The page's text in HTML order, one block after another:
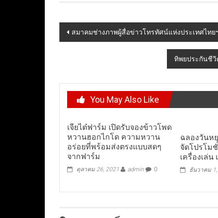
Post
สมาคมช่างภาพผู้สื่อข่าวโทรทัศน์แห่งประเทศไท
ทิพยประกันชีวิ
You May Also Like
เจียไต๋ฟาร์ม เปิดรับจองข้าวโพด
หวานฮอกไกโด ความหวาน
อร่อยที่พร้อมส่งตรงแบบสดๆ
จากฟาร์ม
ตุลาคม 26, 2021 admin 0
ฉลองวันห
จัดโปรโม
เครื่องเล่น
ธันวาคม